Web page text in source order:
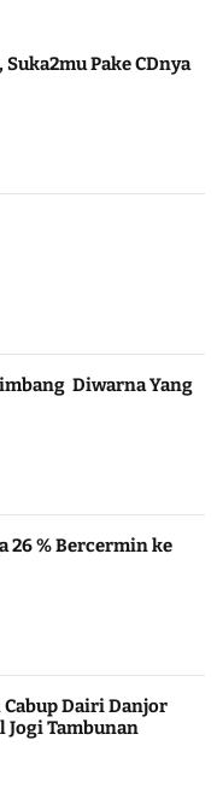
Pake CDnya
Diwarna Yang
26 % Bercermin ke
Cabup Dairi Danjor
Tambunan